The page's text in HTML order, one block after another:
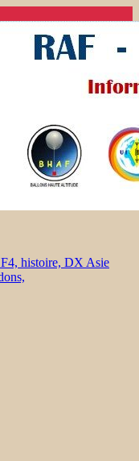
histoire, DX Asie